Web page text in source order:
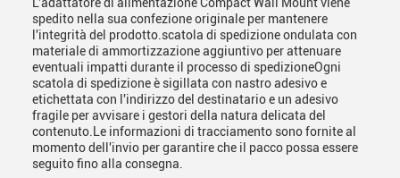
spedito nella sua confezione originale per mantenere
l'integrità del prodotto.scatola di spedizione ondulata con
materiale di ammortizzazione aggiuntivo per attenuare
eventuali impatti durante il processo di spedizioneOgni
scatola di spedizione è sigillata con nastro adesivo e
etichettata con l'indirizzo del destinatario e un adesivo
fragile per avvisare i gestori della natura delicata del
contenuto.Le informazioni di tracciamento sono fornite al
momento dell'invio per garantire che il pacco possa essere
seguito fino alla consegna.